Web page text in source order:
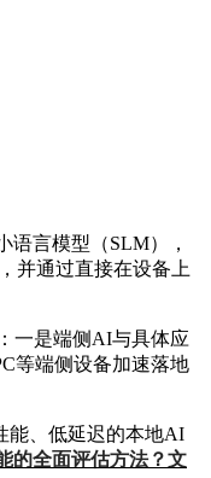
语言模型（SLM），
并通过直接在设备上
一是端侧AI与具体应
等端侧设备加速落地
能、低延迟的本地AI
的全面评估方法？文